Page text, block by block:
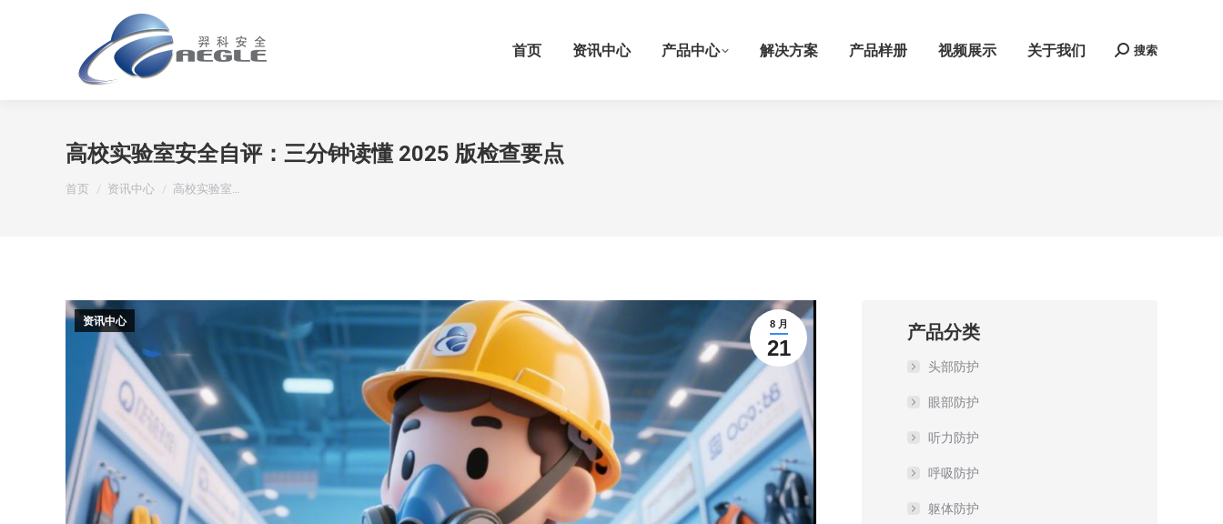
首页 资讯中心 产品中心 解决方案 产品样册 视频展示 关于我们 Search:
搜索
高校实验室安全自评：三分钟读懂 2025 版检查要点
您在这里：
首页 资讯中心 高校实验室…
8 月
21
资讯中心 产品分类
头部防护
眼部防护
听力防护
呼吸防护
躯体防护